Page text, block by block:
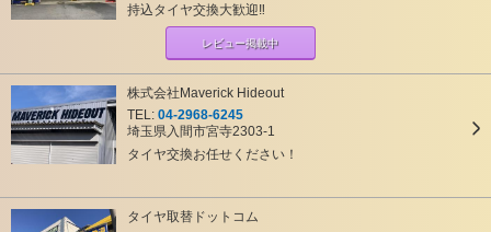
持込タイヤ交換大歓迎‼
レビュー掲載中
株式会社Maverick Hideout
TEL: 04-2968-6245
埼玉県入間市宮寺2303-1
タイヤ交換お任せください！
タイヤ取替ドットコム